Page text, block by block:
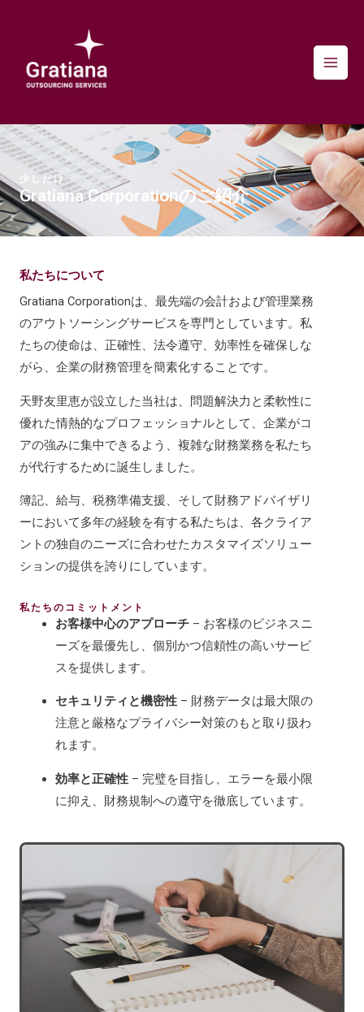
プ
少しだけ
Gratiana Corporationのご紹介
私たちについて
Gratiana Corporationは、最先端の会計および管理業務
のアウトソーシングサービスを専門としています。私
たちの使命は、正確性、法令遵守、効率性を確保しな
がら、企業の財務管理を簡素化することです。
天野友里恵が設立した当社は、問題解決力と柔軟性に
優れた情熱的なプロフェッショナルとして、企業がコ
アの強みに集中できるよう、複雑な財務業務を私たち
が代行するために誕生しました。
簿記、給与、税務準備支援、そして財務アドバイザリ
ーにおいて多年の経験を有する私たちは、各クライア
ントの独自のニーズに合わせたカスタマイズソリュー
ションの提供を誇りにしています。
私たちのコミットメント
お客様中心のアプローチ– お客様のビジネスニ
ーズを最優先し、個別かつ信頼性の高いサービ
スを提供します。
セキュリティと機密性– 財務データは最大限の
注意と厳格なプライバシー対策のもと取り扱わ
れます。
効率と正確性– 完璧を目指し、エラーを最小限
に抑え、財務規制への遵守を徹底しています。